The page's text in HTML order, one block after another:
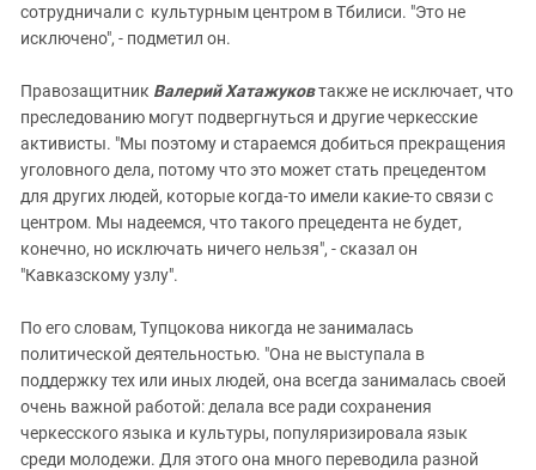
сотрудничали с культурным центром в Тбилиси. "Это не
исключено", - подметил он.
Правозащитник Валерий Хатажуковтакже не исключает, что
преследованию могут подвергнуться и другие черкесские
активисты. "Мы поэтому и стараемся добиться прекращения
уголовного дела, потому что это может стать прецедентом
для других людей, которые когда-то имели какие-то связи с
центром. Мы надеемся, что такого прецедента не будет,
конечно, но исключать ничего нельзя", - сказал он
"Кавказскому узлу".
По его словам, Тупцокова никогда не занималась
политической деятельностью. "Она не выступала в
поддержку тех или иных людей, она всегда занималась своей
очень важной работой: делала все ради сохранения
черкесского языка и культуры, популяризировала язык
среди молодежи. Для этого она много переводила разной